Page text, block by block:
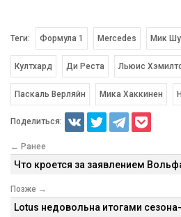
Теги: Формула 1 Mercedes Мик
Култхард Ди Реста Льюис
Паскаль Верляйн Мика Хаккинен
Поделиться:
← Ранее
Что кроется за заявлением
Позже →
Lotus недовольна итогами